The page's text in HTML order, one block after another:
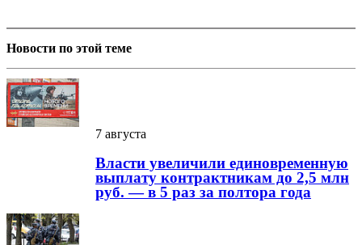
Новости по этой теме
7 августа
Власти увеличили единовременную
выплату контрактникам до 2,5 млн
руб. — в 5 раз за полтора года